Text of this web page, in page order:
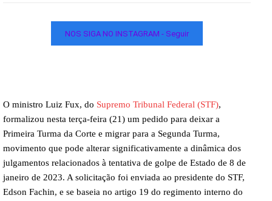
NOS SIGA NO INSTAGRAM - Seguir
O ministro Luiz Fux, do Supremo Tribunal Federal (STF),
formalizou nesta terça-feira (21) um pedido para deixar a
Primeira Turma da Corte e migrar para a Segunda Turma,
movimento que pode alterar significativamente a dinâmica dos
julgamentos relacionados à tentativa de golpe de Estado de 8 de
janeiro de 2023. A solicitação foi enviada ao presidente do STF,
Edson Fachin, e se baseia no artigo 19 do regimento interno do